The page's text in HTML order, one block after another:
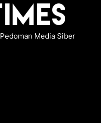
Pedoman Media Siber